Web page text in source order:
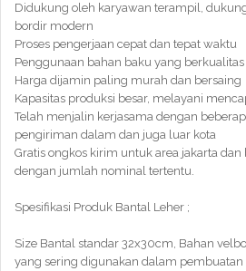
Didukung oleh karyawan terampil,
bordir modern
Proses pengerjaan cepat dan tepat waktu
Penggunaan bahan baku yang berkualitas
Harga dijamin paling murah dan bersaing
Kapasitas produksi besar, melayani
Telah menjalin kerjasama dengan
pengiriman dalam dan juga luar kota
Gratis ongkos kirim untuk area jakarta
dengan jumlah nominal tertentu.
Spesifikasi Produk Bantal Leher ;
Size Bantal standar 32x30cm, Bahan
yang sering digunakan dalam pembuatan